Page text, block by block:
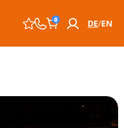
0 DE EN